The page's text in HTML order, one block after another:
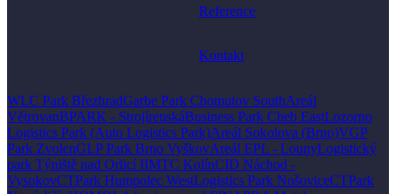
Reference
Kontakt
WLC Park BřezhradGarbe Park Chomutov SouthAreál
VětrovanBPARK - StrojírenskáBusiness Park Cheb EastLozorno
Logistics Park (Auto Logistics Park)Areál Sokolova (Brno)VGP
Park ZvolenGLP Park Brno VyškovAreál EPL - LounyLogistický
park Týniště nad Orlicí IIMTC KolínCID Náchod -
VysokovCTPark Humpolec WestLogistics Park NošoviceCTPark